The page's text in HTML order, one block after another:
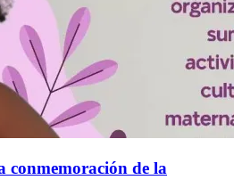
conmemoración de la